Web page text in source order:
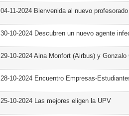
04-11-2024 Bienvenida al nuevo profesorado
30-10-2024 Descubren un nuevo agente
29-10-2024 Aina Monfort (Airbus) y
28-10-2024 Encuentro Empresas-
25-10-2024 Las mejores eligen la UPV